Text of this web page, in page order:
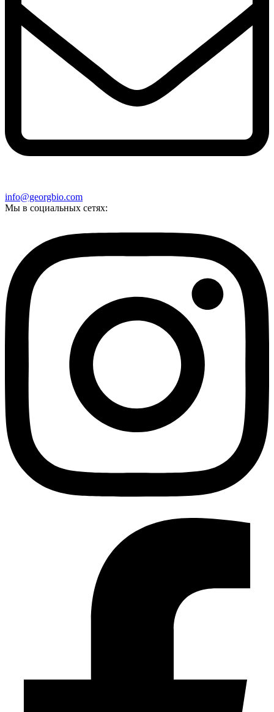
info@georgbio.com
Мы в социальных сетях: